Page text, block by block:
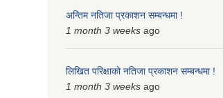
अन्तिम नतिजा प्रकाशन सम्बन्धमा !
1 month 3 weeks ago
लिखित परिक्षाको नतिजा प्रकाशन सम्बन्धमा !
1 month 3 weeks ago